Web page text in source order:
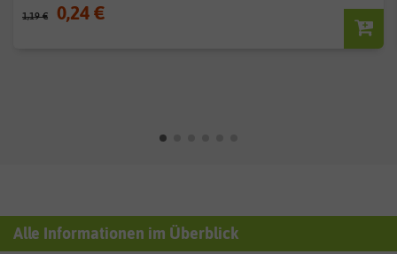
1,19 € 0,24 €
Alle Informationen im Überblick